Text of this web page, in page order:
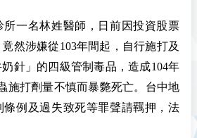
所一名林姓醫師，日前因投資股票
然涉嫌從103年間起，自行施打及
針」的四級管制毒品，造成104年
施打劑量不慎而暴斃死亡。台中地
條例及過失致死等罪聲請羈押，法